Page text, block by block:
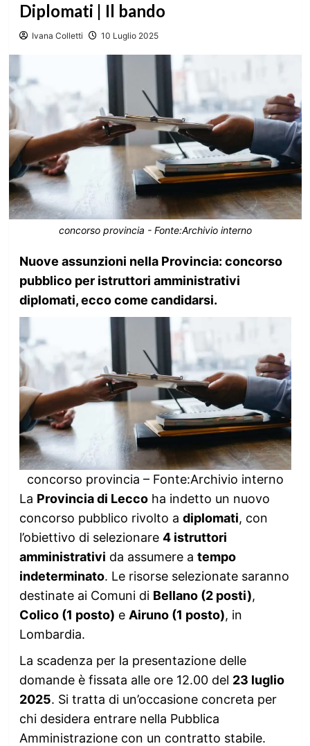
Diplomati | Il bando
Ivana Colletti 10 Luglio 2025
concorso provincia - Fonte:Archivio interno
Nuove assunzioni nella Provincia: concorso
pubblico per istruttori amministrativi
diplomati, ecco come candidarsi.
concorso provincia – Fonte:Archivio interno
La Provincia di Leccoha indetto un nuovo
concorso pubblico rivolto a diplomati, con
l’obiettivo di selezionare 4 istruttori
amministrativi da assumere a tempo
indeterminato. Le risorse selezionate saranno
destinate ai Comuni di Bellano (2 posti),
Colico (1 posto) e Airuno (1 posto), in
Lombardia.
La scadenza per la presentazione delle
domande è fissata alle ore 12.00 del 23 luglio
2025. Si tratta di un’occasione concreta per
chi desidera entrare nella Pubblica
Amministrazione con un contratto stabile.